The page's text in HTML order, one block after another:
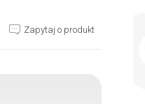
Zapytaj o produkt